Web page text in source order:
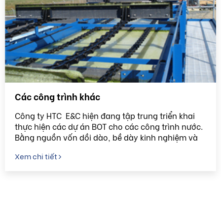
Các công trình khác
Công ty HTC E&C hiện đang tập trung triển khai
thực hiện các dự án BOT cho các công trình nước.
Bằng nguồn vốn dồi dào, bề dày kinh nghiệm và
BOT của HTC E&C sẽ đem lại cho khách hàng sự
Xem chi tiết